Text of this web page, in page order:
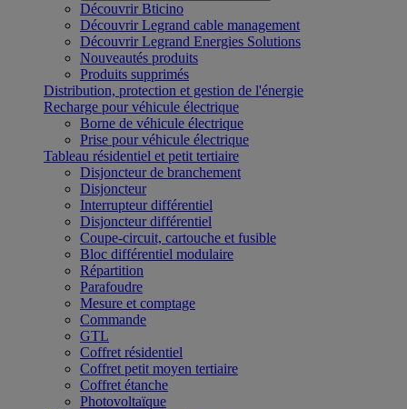
Découvrir Bticino
Découvrir Legrand cable management
Découvrir Legrand Energies Solutions
Nouveautés produits
Produits supprimés
Distribution, protection et gestion de l'énergie
Recharge pour véhicule électrique
Borne de véhicule électrique
Prise pour véhicule électrique
Tableau résidentiel et petit tertiaire
Disjoncteur de branchement
Disjoncteur
Interrupteur différentiel
Disjoncteur différentiel
Coupe-circuit, cartouche et fusible
Bloc différentiel modulaire
Répartition
Parafoudre
Mesure et comptage
Commande
GTL
Coffret résidentiel
Coffret petit moyen tertiaire
Coffret étanche
Photovoltaïque